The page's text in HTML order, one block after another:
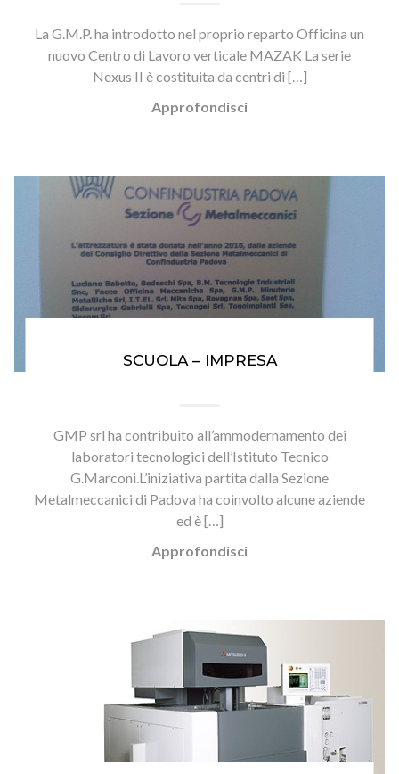
La G.M.P. ha introdotto nel proprio reparto Officina un
nuovo Centro di Lavoro verticale MAZAK La serie
Nexus II è costituita da centri di […]
Approfondisci
SCUOLA – IMPRESA
GMP srl ha contribuito all’ammodernamento dei
laboratori tecnologici dell’Istituto Tecnico
G.Marconi.L’iniziativa partita dalla Sezione
Metalmeccanici di Padova ha coinvolto alcune aziende
ed è […]
Approfondisci